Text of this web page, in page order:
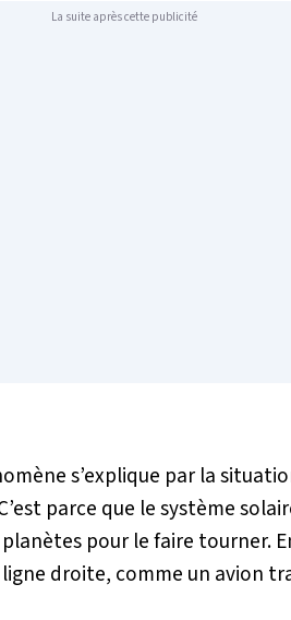
La suite après cette publicité
s’explique par la
parce que le système
pour le faire tourner.
droite, comme un avion